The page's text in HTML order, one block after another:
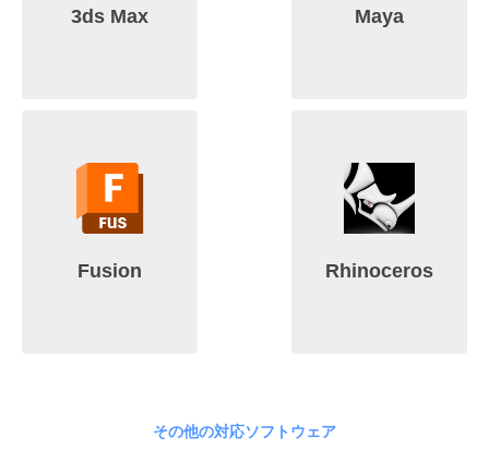
3ds Max Maya
Fusion Rhinoceros
その他の対応ソフトウェア